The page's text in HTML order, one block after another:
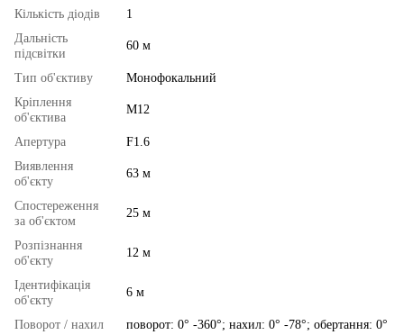
Кількість діодів
1
Дальність
підсвітки
60 м
Тип об'єктиву
Монофокальний
Кріплення
об'єктива
M12
Апертура
F1.6
Виявлення
об'єкту
63 м
Спостереження
за об'єктом
25 м
Розпізнання
об'єкту
12 м
Ідентифікація
об'єкту
6 м
Поворот / нахил
поворот: 0° -360°; нахил: 0° -78°; обертання: 0°